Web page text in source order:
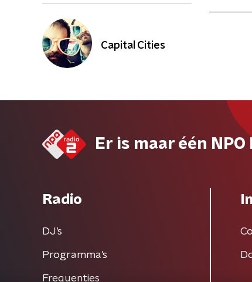
Capital Cities
Er is maar één NPO
Radio
DJ’s
Programma's
Frequenties